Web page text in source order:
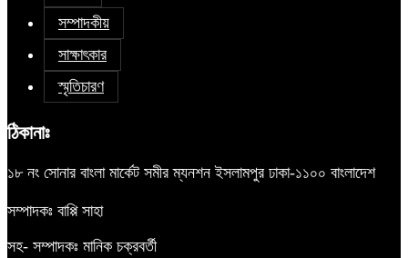
সম্পাদকীয়
সাক্ষাৎকার
স্মৃতিচারণ
ঠিকানাঃ
১৮ নং সোনার বাংলা মার্কেট সমীর ম্যনশন ইসলামপুর ঢাকা-১১০০ বাংলাদেশ
সম্পাদকঃ বাপ্পি সাহা
সহ- সম্পাদকঃ মানিক চক্রবর্তী